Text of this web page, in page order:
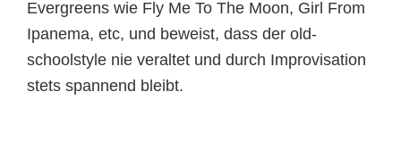
Evergreens wie Fly Me To The Moon, Girl From
Ipanema, etc, und beweist, dass der old-
schoolstyle nie veraltet und durch Improvisation
stets spannend bleibt.